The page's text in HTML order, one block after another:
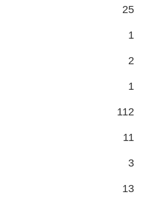
25
1
2
1
112
11
3
13